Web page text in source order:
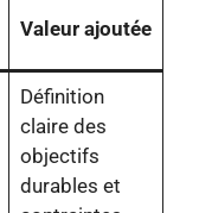
Valeur ajoutée
Définition
claire des
objectifs
durables et